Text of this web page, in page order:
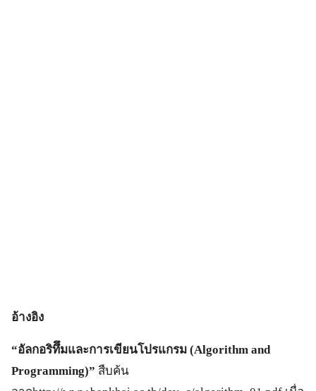
อ้างอิง
“อัลกอริทึึมและการเขียนโปรแกรม (Algorithm and
Programming)” สืบค้น